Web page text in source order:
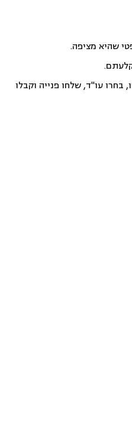
שהיא מציפה.
בחרו עו"ד, שלחו פנייה וקבלו